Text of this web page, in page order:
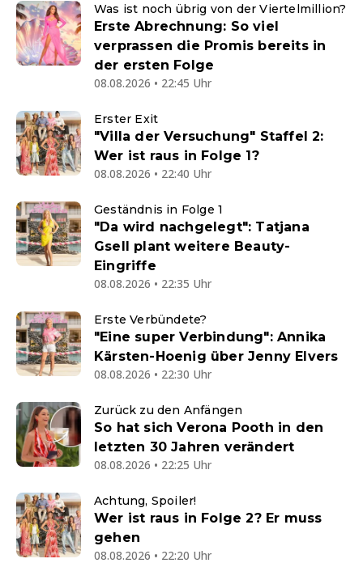
Was ist noch übrig von der Viertelmillion?
Erste Abrechnung: So viel
verprassen die Promis bereits in
der ersten Folge
08.08.2026 • 22:45 Uhr
Erster Exit
"Villa der Versuchung" Staffel 2:
Wer ist raus in Folge 1?
08.08.2026 • 22:40 Uhr
Geständnis in Folge 1
"Da wird nachgelegt": Tatjana
Gsell plant weitere Beauty-
Eingriffe
08.08.2026 • 22:35 Uhr
Erste Verbündete?
"Eine super Verbindung": Annika
Kärsten-Hoenig über Jenny Elvers
08.08.2026 • 22:30 Uhr
Zurück zu den Anfängen
So hat sich Verona Pooth in den
letzten 30 Jahren verändert
08.08.2026 • 22:25 Uhr
Achtung, Spoiler!
Wer ist raus in Folge 2? Er muss
gehen
08.08.2026 • 22:20 Uhr